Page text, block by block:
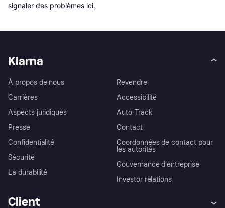
signaler des problèmes ici.
Klarna
À propos de nous
Carrières
Aspects juridiques
Presse
Confidentialité
Sécurité
La durabilité
Revendre
Accessibilité
Auto-Track
Contact
Coordonnées de contact pour
les autorités
Gouvernance d’entreprise
Investor relations
Client